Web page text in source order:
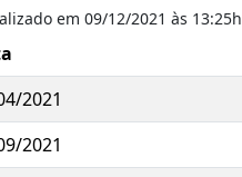
em 09/12/2021 às 13:25h
2021
2021